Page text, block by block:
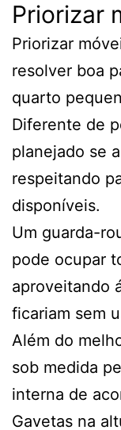
Priorizar
Priorizar
resolver boa
quarto
Diferente de
planejado se
respeitando
disponíveis.
Um guarda-
pode ocupar
aproveitando
ficariam sem
Além do
sob medida
interna de
Gavetas na